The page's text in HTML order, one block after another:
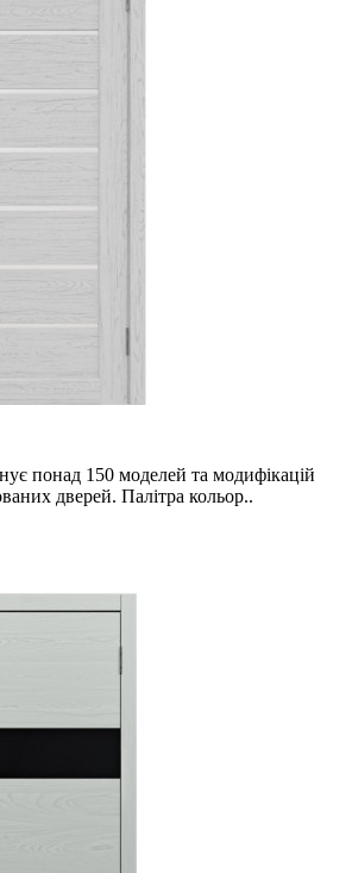
понад 150 моделей та модифікацій
дверей. Палітра кольор..